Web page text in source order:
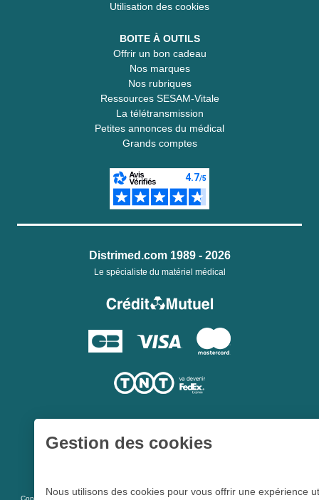
Utilisation des cookies
BOITE À OUTILS
Offrir un bon cadeau
Nos marques
Nos rubriques
Ressources SESAM-Vitale
La télétransmission
Petites annonces du médical
Grands comptes
Distrimed.com 1989 - 2026
Le spécialiste du matériel médical
L 5213-3
Gestion des cookies
Nous utilisons des cookies pour vous offrir une expérience